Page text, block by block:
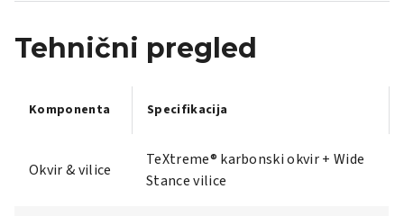
Tehnični pregled
Komponenta Specifikacija
Okvir & vilice
TeXtreme® karbonski okvir + Wide
Stance vilice